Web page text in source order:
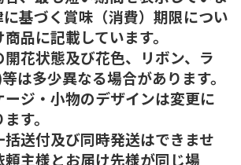
基づく賞味（消費）期限につい
品に記載しています。
花状態及び花色、リボン、ラ
は多少異なる場合があります。
ジ・小物のデザインは変更に
す。
送付及び同時発送はできませ
主様とお届け先様が同じ場